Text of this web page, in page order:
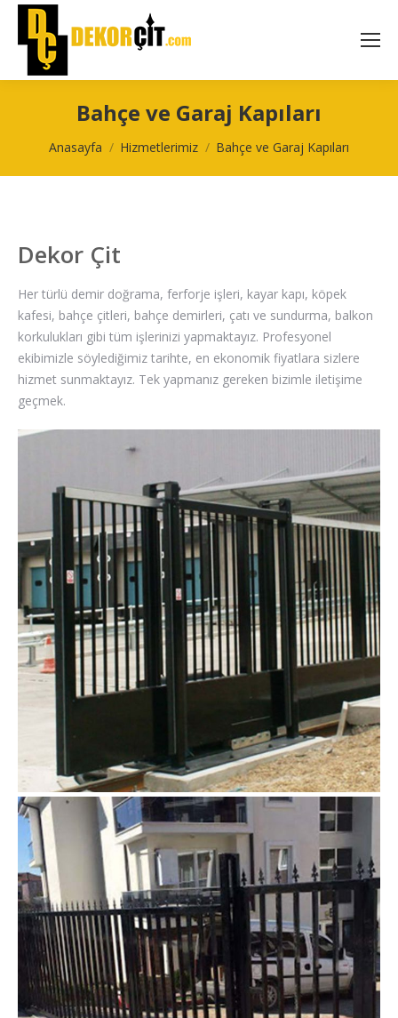
Bahçe ve Garaj Kapıları
You are here:
Anasayfa Hizmetlerimiz Bahçe ve Garaj Kapıları
Dekor Çit
Her türlü demir doğrama, ferforje işleri, kayar kapı, köpek
kafesi, bahçe çitleri, bahçe demirleri, çatı ve sundurma, balkon
korkulukları gibi tüm işlerinizi yapmaktayız. Profesyonel
ekibimizle söylediğimiz tarihte, en ekonomik fiyatlara sizlere
hizmet sunmaktayız. Tek yapmanız gereken bizimle iletişime
geçmek.